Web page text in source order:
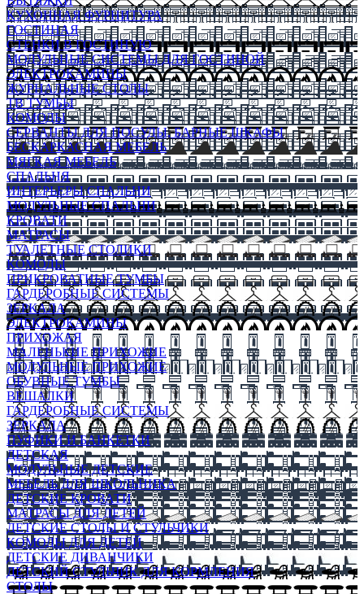
КУХОННАЯ ФУРНИТУРА
ГОСТИНАЯ
СТЕНКИ В ГОСТИНУЮ
МОДУЛЬНЫЕ СИСТЕМЫ ДЛЯ ГОСТИНОЙ
ЭЛЕКТРОКАМИНЫ
ЖУРНАЛЬНЫЕ СТОЛЫ
ТВ ТУМБЫ
КОМОДЫ
СЕРВАНТЫ ДЛЯ ПОСУДЫ, БАРНЫЕ ШКАФЫ
БЕСКАРКАСНАЯ МЕБЕЛЬ
МЯГКАЯ МЕБЕЛЬ
СПАЛЬНЯ
ИНТЕРЬЕРЫ СПАЛЬНИ
МОДУЛЬНЫЕ СПАЛЬНИ
КРОВАТИ
МАТРАСЫ
ТУАЛЕТНЫЕ СТОЛИКИ
КОМОДЫ
ПРИКРОВАТНЫЕ ТУМБЫ
ГАРДЕРОБНЫЕ СИСТЕМЫ
ЗЕРКАЛА
ЭЛЕКТРОКАМИНЫ
ПРИХОЖАЯ
МАЛЕНЬКИЕ ПРИХОЖИЕ
МОДУЛЬНЫЕ ПРИХОЖИЕ
ОБУВНЫЕ ТУМБЫ
ВЕШАЛКИ
ГАРДЕРОБНЫЕ СИСТЕМЫ
ЗЕРКАЛА
ПУФИКИ И БАНКЕТКИ
ДЕТСКАЯ
МОДУЛЬНЫЕ ДЕТСКИЕ
МЕБЕЛЬ ДЛЯ ШКОЛЬНИКА
ДЕТСКИЕ КРОВАТИ
МАТРАСЫ ДЛЯ ДЕТЕЙ
ДЕТСКИЕ СТОЛЫ И СТУЛЬЧИКИ
КОМОДЫ ДЛЯ ДЕТЕЙ
ДЕТСКИЕ ДИВАНЧИКИ
ДЕТСКИЙ СТУЛЬЧИК ДЛЯ КОРМЛЕНИЯ
СТОЛЫ